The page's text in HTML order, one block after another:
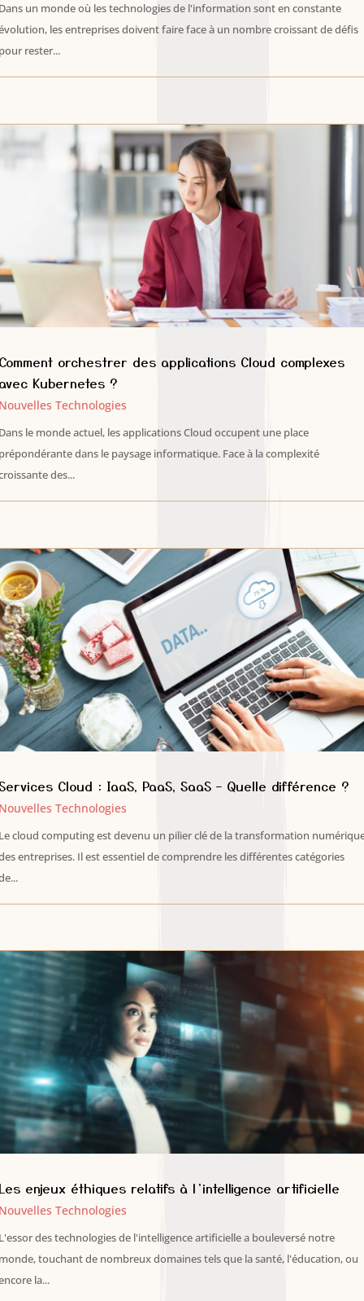
un monde où les technologies de l'information sont en constante
les entreprises doivent faire face à un nombre croissant de défis
rester...
orchestrer des applications Cloud complexes
Kubernetes ?
Technologies
le monde actuel, les applications Cloud occupent une place
dans le paysage informatique. Face à la complexité
des...
Cloud : IaaS, PaaS, SaaS – Quelle différence ?
Technologies
cloud computing est devenu un pilier clé de la transformation
entreprises. Il est essentiel de comprendre les différentes catégories
enjeux éthiques relatifs à l’intelligence artificielle
Technologies
des technologies de l'intelligence artificielle a bouleversé notre
touchant de nombreux domaines tels que la santé, l'éducation, ou
la...